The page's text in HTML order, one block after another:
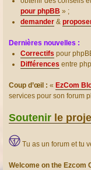
pour phpBB » ;
demander &
Dernières nouvelles :
Correctifs pour
Différences entre
Coup d’œil : « EzCom
services pour son forum
Soutenir le
Tu as un forum et tu
Welcome on the Ezcom